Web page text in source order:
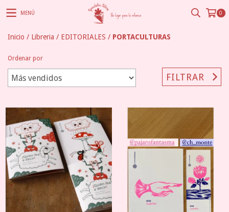
MENÚ 0
Inicio / Libreria / EDITORIALES / PORTACULTURAS
Ordenar por
FILTRAR